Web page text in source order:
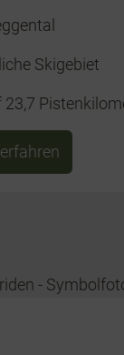
Skigebiet